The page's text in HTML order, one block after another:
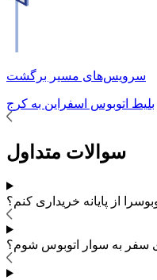
سرویس‌های مسیر برگشت
بلیط اتوبوس اسفراین به کرج
سوالات متداول
را از پایانه خریداری کنم؟
سفر به سوار اتوبوس شوم؟